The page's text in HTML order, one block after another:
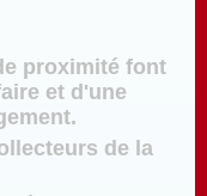
proximité font
et d'une
de la